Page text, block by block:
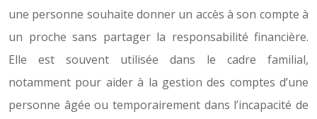
une personne souhaite donner un accès à son compte à
un proche sans partager la responsabilité financière.
Elle est souvent utilisée dans le cadre familial,
notamment pour aider à la gestion des comptes d’une
personne âgée ou temporairement dans l’incapacité de